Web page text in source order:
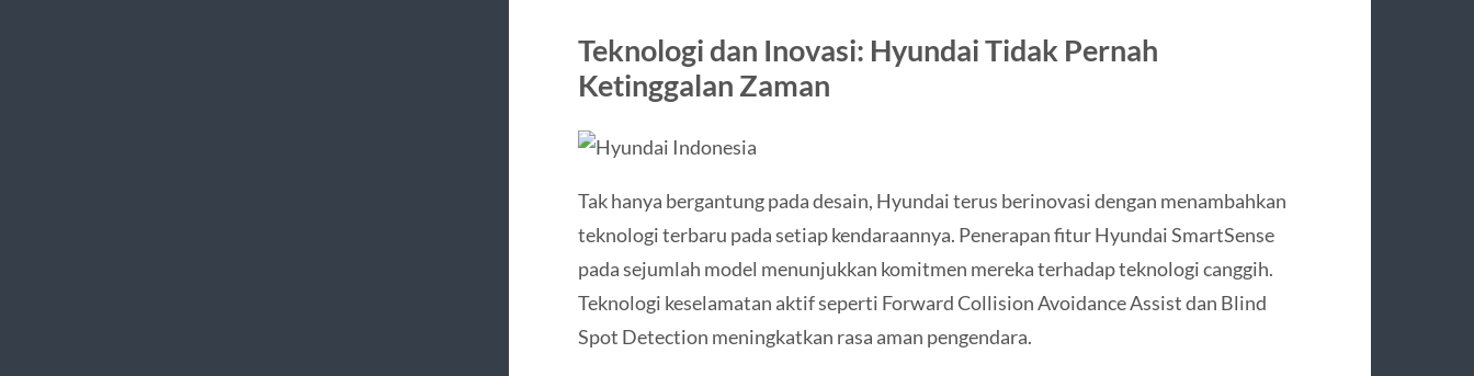
Teknologi dan Inovasi: Hyundai Tidak Pernah
Ketinggalan Zaman
Tak hanya bergantung pada desain, Hyundai terus berinovasi dengan menambahkan
teknologi terbaru pada setiap kendaraannya. Penerapan fitur Hyundai SmartSense
pada sejumlah model menunjukkan komitmen mereka terhadap teknologi canggih.
Teknologi keselamatan aktif seperti Forward Collision Avoidance Assist dan Blind
Spot Detection meningkatkan rasa aman pengendara.